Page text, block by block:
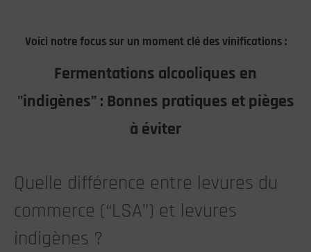
Voici notre focus sur un moment clé des vinifications :
Fermentations alcooliques en
"indigènes" : Bonnes pratiques et pièges
à éviter
Quelle différence entre levures du
commerce (“LSA”) et levures
indigènes ?